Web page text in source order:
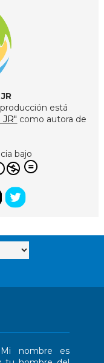
está
como autora de
bajo
Mi nombre es